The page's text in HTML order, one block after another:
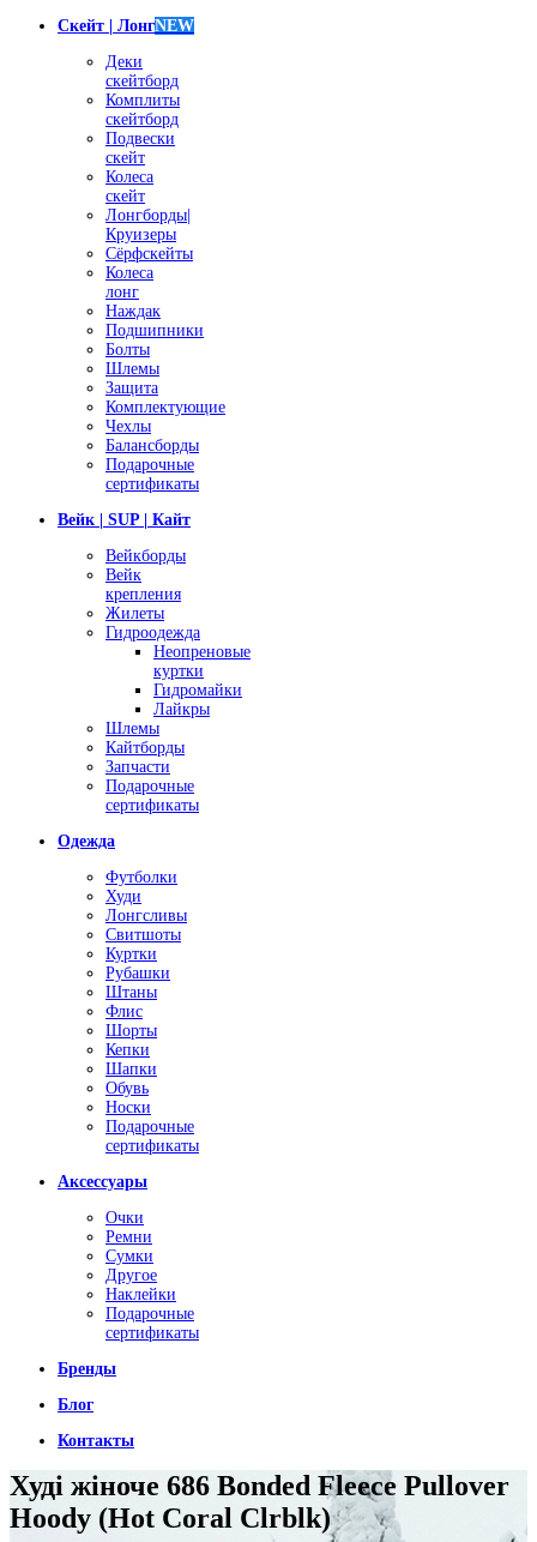
Скейт | ЛонгNEW
Деки
скейтборд
Комплиты
скейтборд
Подвески
скейт
Колеса
скейт
Лонгборды|
Круизеры
Сёрфскейты
Колеса
лонг
Наждак
Подшипники
Болты
Шлемы
Защита
Комплектующие
Чехлы
Балансборды
Подарочные
сертификаты
Вейк | SUP | Кайт
Вейкборды
Вейк
крепления
Жилеты
Гидроодежда
Неопреновые
куртки
Гидромайки
Лайкры
Шлемы
Кайтборды
Запчасти
Подарочные
сертификаты
Одежда
Футболки
Худи
Лонгсливы
Свитшоты
Куртки
Рубашки
Штаны
Флис
Шорты
Кепки
Шапки
Обувь
Носки
Подарочные
сертификаты
Аксессуары
Очки
Ремни
Сумки
Другое
Наклейки
Подарочные
сертификаты
Бренды
Блог
Контакты
Худі жіноче 686 Bonded Fleece Pullover
Hoody (Hot Coral Clrblk)